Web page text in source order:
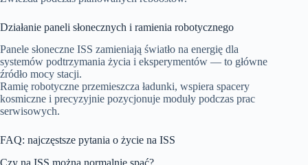
Działanie paneli słonecznych i ramienia robotycznego
Panele słoneczne ISS zamieniają światło na energię dla
systemów podtrzymania życia i eksperymentów — to główne
źródło mocy stacji.
Ramię robotyczne przemieszcza ładunki, wspiera spacery
kosmiczne i precyzyjnie pozycjonuje moduły podczas prac
serwisowych.
FAQ: najczęstsze pytania o życie na ISS